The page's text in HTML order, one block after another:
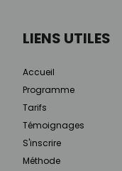
LIENS UTILES
Accueil
Programme
Tarifs
Témoignages
S'inscrire
Méthode